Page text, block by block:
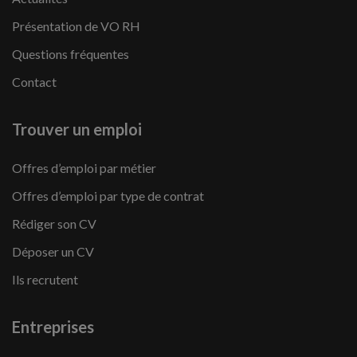
Présentation de VO RH
Questions fréquentes
Contact
Trouver un emploi
Offres d’emploi par métier
Offres d’emploi par type de contrat
Rédiger son CV
Déposer un CV
Ils recrutent
Entreprises